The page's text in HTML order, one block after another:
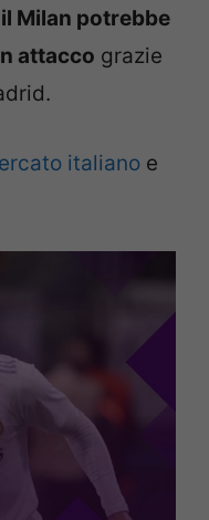
Milan potrebbe
attacco grazie
italiano e